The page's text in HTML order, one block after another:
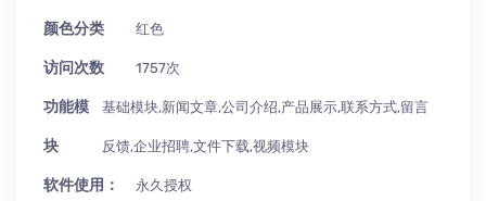
颜色分类 红色
访问次数 1757次
功能模
块
基础模块,新闻文章,公司介绍,产品展示,联系方式,留言
反馈,企业招聘,文件下载,视频模块
软件使用： 永久授权